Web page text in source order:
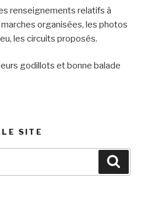
renseignements relatifs à
organisées, les photos
les circuits proposés.
godillots et bonne balade
LE SITE